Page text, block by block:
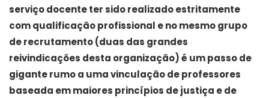
serviço docente ter sido realizado estritamente
com qualificação profissional e no mesmo grupo
de recrutamento (duas das grandes
reivindicações desta organização) é um passo de
gigante rumo a uma vinculação de professores
baseada em maiores princípios de justiça e de